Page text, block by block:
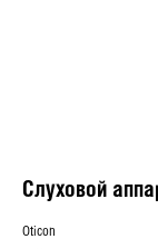
Слуховой
Oticon